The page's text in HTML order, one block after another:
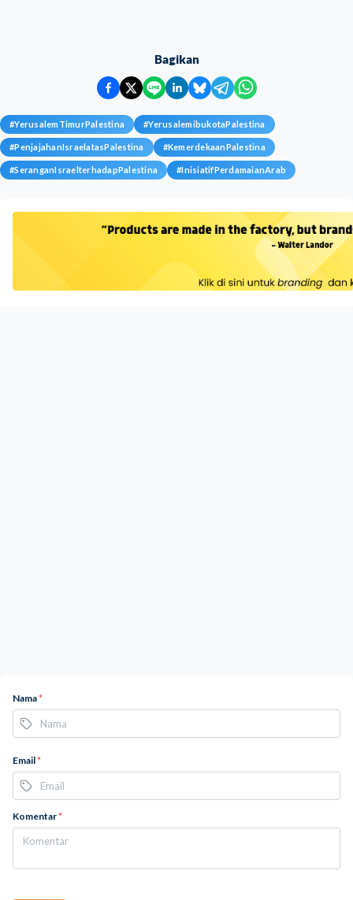
Bagikan
#YerusalemTimurPalestina #YerusalemibukotaPalestina
#PenjajahanIsraelatasPalestina #KemerdekaanPalestina
#SeranganIsraelterhadapPalestina #InisiatifPerdamaianArab
Nama*
Email*
Komentar*